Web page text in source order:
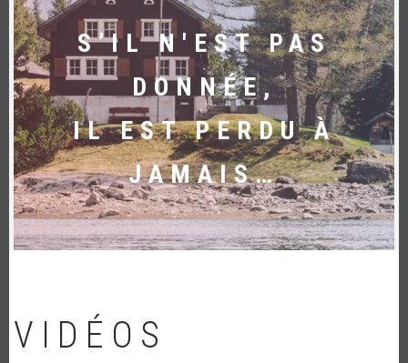
S’IL N'EST PAS
DONNÉE,
IL EST PERDU À
JAMAIS…
VIDÉOS